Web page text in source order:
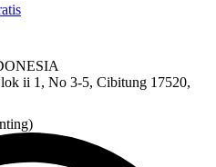
ii 1, No 3-5, Cibitung 17520,